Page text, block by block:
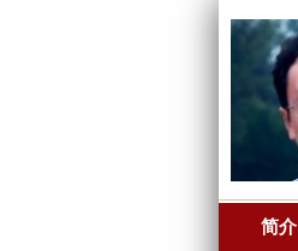
简介